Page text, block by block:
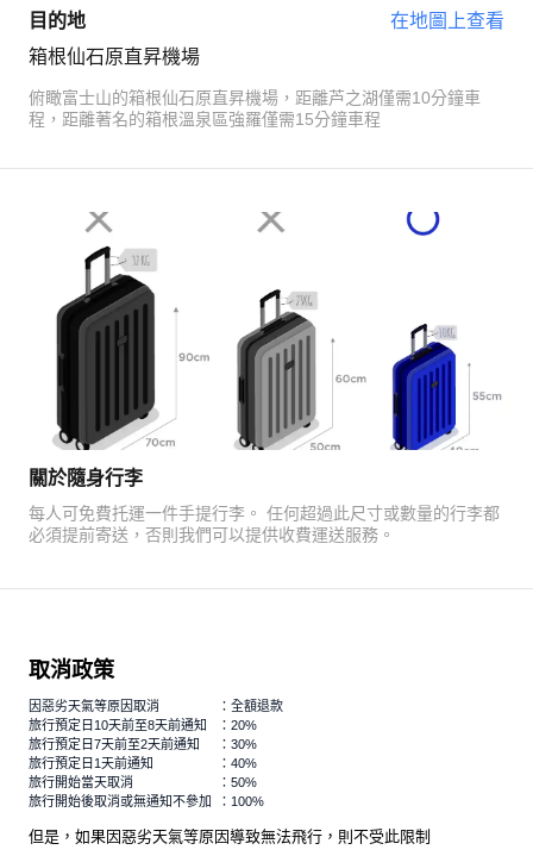
目的地
在地圖上查看
箱根仙石原直昇機場
俯瞰富士山的箱根仙石原直昇機場，距離芦之湖僅需10分鐘車
程，距離著名的箱根溫泉區強羅僅需15分鐘車程
關於隨身行李
每人可免費托運一件手提行李。 任何超過此尺寸或數量的行李都
必須提前寄送，否則我們可以提供收費運送服務。
取消政策
因惡劣天氣等原因取消
：全額退款
旅行預定日10天前至8天前通知
：20%
旅行預定日7天前至2天前通知
：30%
旅行預定日1天前通知
：40%
旅行開始當天取消
：50%
旅行開始後取消或無通知不參加
：100%
但是，如果因惡劣天氣等原因導致無法飛行，則不受此限制